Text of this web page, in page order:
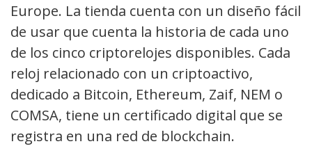
Europe. La tienda cuenta con un diseño fácil
de usar que cuenta la historia de cada uno
de los cinco criptorelojes disponibles. Cada
reloj relacionado con un criptoactivo,
dedicado a Bitcoin, Ethereum, Zaif, NEM o
COMSA, tiene un certificado digital que se
registra en una red de blockchain.